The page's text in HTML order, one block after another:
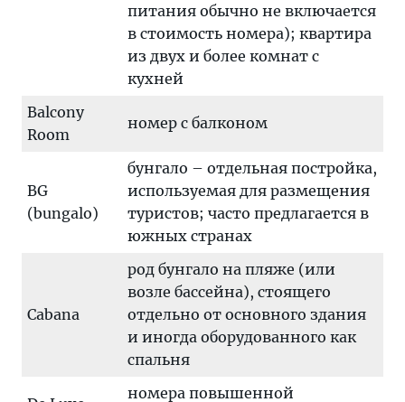
питания обычно не включается
в стоимость номера); квартира
из двух и более комнат с
кухней
Balcony
Room
номер с балконом
BG
(bungalo)
бунгало – отдельная постройка,
используемая для размещения
туристов; часто предлагается в
южных странах
Cabana
род бунгало на пляже (или
возле бассейна), стоящего
отдельно от основного здания
и иногда оборудованного как
спальня
номера повышенной